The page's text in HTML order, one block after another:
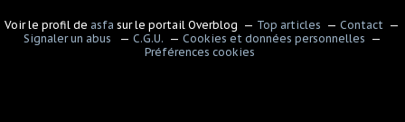
Voir le profil de asfa sur le portail Overblog Top articles
Contact
Signaler un abus
C.G.U.
Cookies et données personnelles
Préférences cookies